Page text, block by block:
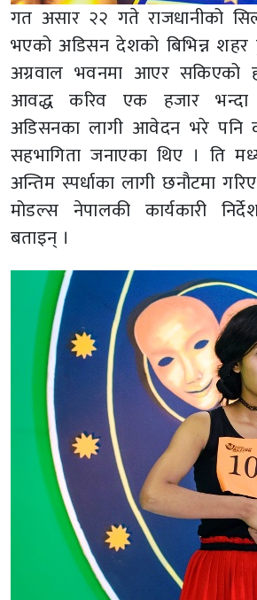
गत असार २२ गते राजधानीको
भएको अडिसन देशको बिभिन्न शहर
अग्रवाल भवनमा आएर सकिएको हो
आवद्ध करिव एक हजार भन्दा
अडिसनका लागी आवेदन भरे पनि
सहभागिता जनाएका थिए । ति
अन्तिम स्पर्धाका लागी छनौटमा
मोडल्स नेपालकी कार्यकारी
बताइन् ।